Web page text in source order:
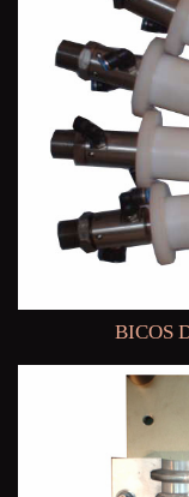
BICOS